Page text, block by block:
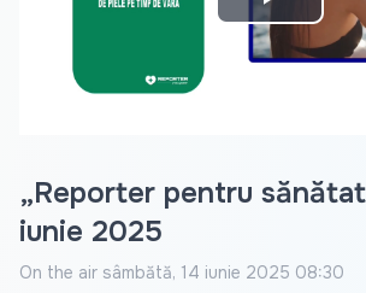
Play
Video
„Reporter pentru
iunie 2025
On the air sâmbătă, 14 iunie 2025 08:30